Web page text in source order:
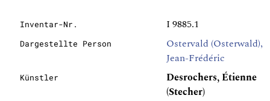
Inventar-Nr. I 9885.1
Dargestellte Person
Ostervald (Osterwald),
Jean-Frédéric
Künstler
Desrochers, Étienne
(Stecher)